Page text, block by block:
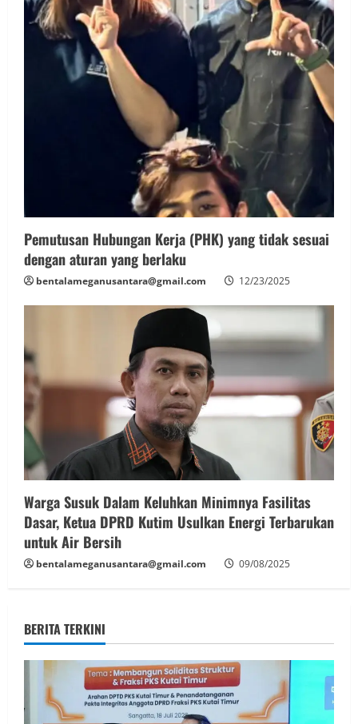
Pemutusan Hubungan Kerja (PHK) yang tidak sesuai
dengan aturan yang berlaku
bentalameganusantara@gmail.com 12/23/2025
Warga Susuk Dalam Keluhkan Minimnya Fasilitas
Dasar, Ketua DPRD Kutim Usulkan Energi Terbarukan
untuk Air Bersih
bentalameganusantara@gmail.com 09/08/2025
BERITA TERKINI